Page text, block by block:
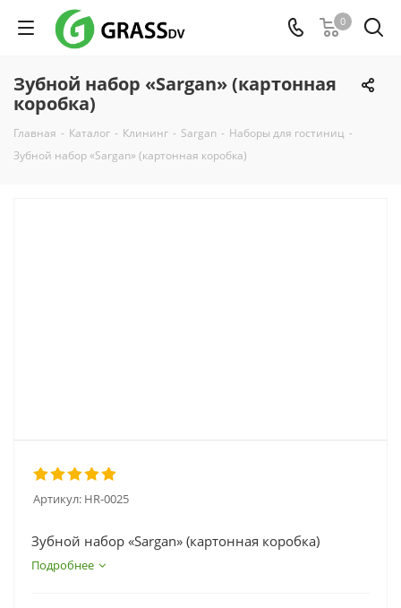
0
Зубной набор «Sargan» (картонная
коробка)
Главная - Каталог - Клининг - Sargan - Наборы для гостиниц -
Зубной набор «Sargan» (картонная коробка)
Артикул: HR-0025
Зубной набор «Sargan» (картонная коробка)
Подробнее